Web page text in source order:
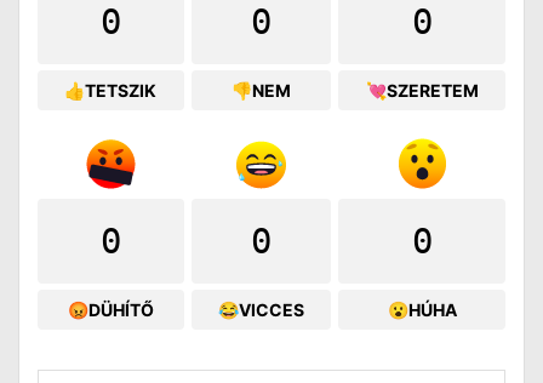
0
👍TETSZIK
0
👎NEM
0
💘SZERETEM
0
😡DÜHÍTŐ
0
😂VICCES
0
😮HÚHA